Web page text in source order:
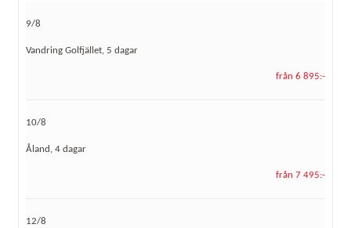
9/8
Vandring Golfjället, 5 dagar
från 6 895:-
10/8
Åland, 4 dagar
från 7 495:-
12/8